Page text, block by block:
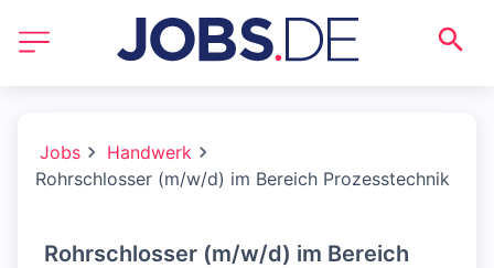
Jobs
Handwerk
Rohrschlosser (m/w/d) im Bereich Prozesstechnik
Rohrschlosser (m/w/d) im Bereich